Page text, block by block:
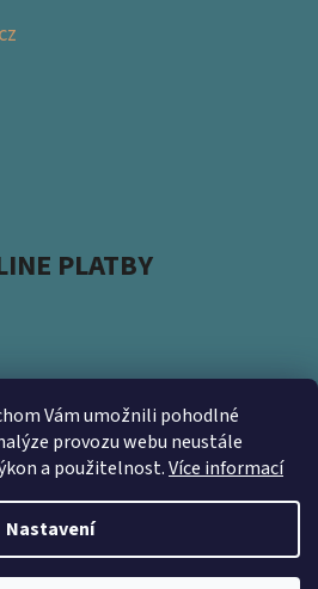
Vám umožnili pohodlné
provozu webu neustále
a použitelnost.Více informací
Nastavení
PLATBY
a zapojte se do projektu
použité obaly a přineste
www.kamsnim.cz/